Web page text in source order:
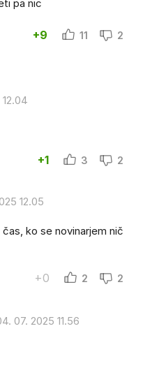
pa nic
+9 11 2
+1 3 2
12.05
ko se novinarjem nič
+0 2 2
07. 2025 11.56